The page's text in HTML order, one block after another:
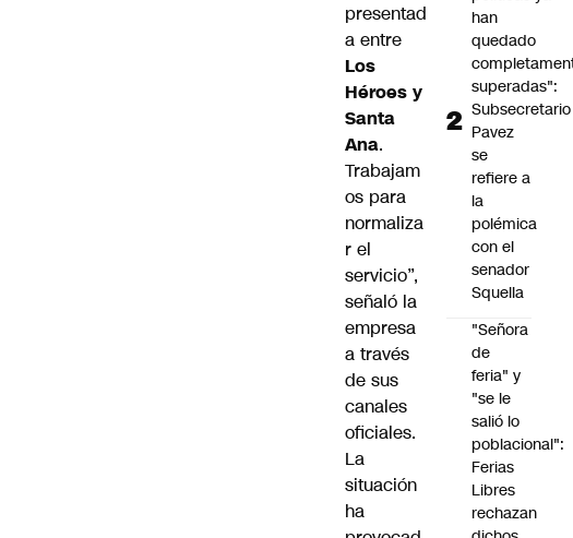
presentad
a entre
Los
Héroes y
Santa
Ana.
Trabajam
os para
normaliza
r el
servicio”,
señaló la
empresa
a través
de sus
canales
oficiales.
La
situación
ha
han
quedado
superadas":
Subsecretario
Pavez
se
refiere a
la
polémica
con el
senador
Squella
"Señora
de
feria" y
"se le
salió lo
poblacional":
Ferias
Libres
rechazan